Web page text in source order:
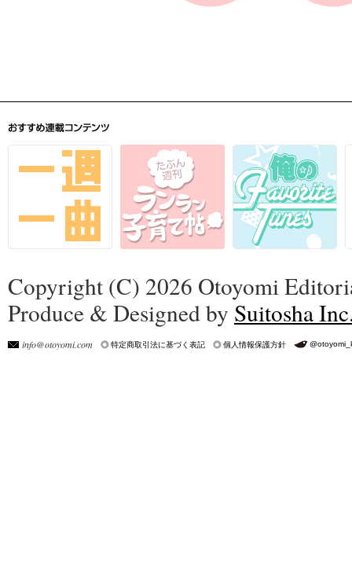
Copyright (C) 2026 Otoyomi
Produce & Designed by Suitosha
info@otoyomi.com 特定商取引法に基づく表記 個人情報保護方針